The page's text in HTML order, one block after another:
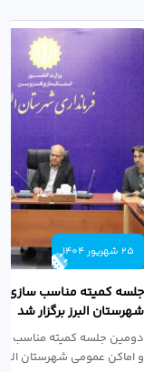
25 شهریور 1404
جلسه کمیته مناسب سازی
شهرستان البرز برگزار شد
دومین جلسه کمیته مناسب
و اماکن عمومی شهرستان